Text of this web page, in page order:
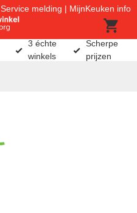
Service melding MijnKeuken info
3 échte
winkels
Scherpe
prijzen